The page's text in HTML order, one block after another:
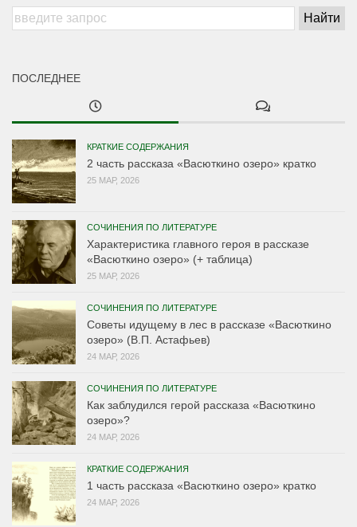
ПОСЛЕДНЕЕ
КРАТКИЕ СОДЕРЖАНИЯ
2 часть рассказа «Васюткино озеро» кратко
25 МАР, 2026
СОЧИНЕНИЯ ПО ЛИТЕРАТУРЕ
Характеристика главного героя в рассказе
«Васюткино озеро» (+ таблица)
25 МАР, 2026
СОЧИНЕНИЯ ПО ЛИТЕРАТУРЕ
Советы идущему в лес в рассказе «Васюткино
озеро» (В.П. Астафьев)
24 МАР, 2026
СОЧИНЕНИЯ ПО ЛИТЕРАТУРЕ
Как заблудился герой рассказа «Васюткино
озеро»?
24 МАР, 2026
КРАТКИЕ СОДЕРЖАНИЯ
1 часть рассказа «Васюткино озеро» кратко
24 МАР, 2026